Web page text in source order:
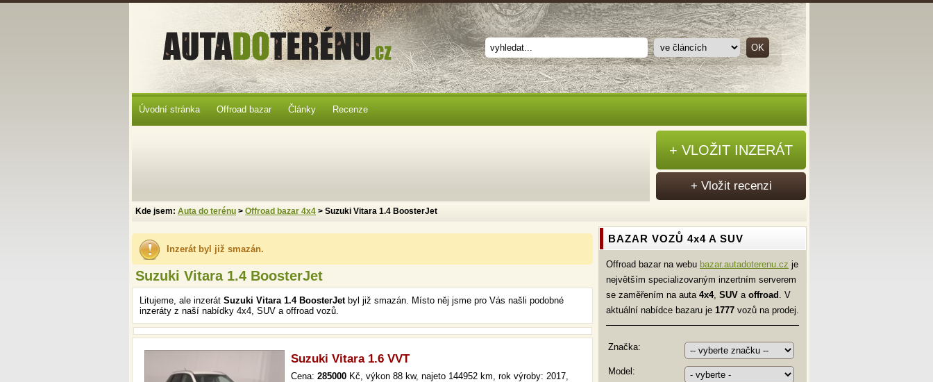
Inzerát byl již smazán.
Suzuki Vitara 1.4 BoosterJet
Litujeme, ale inzerát Suzuki Vitara 1.4 BoosterJet byl již smazán. Místo něj jsme pro Vás našli podobné
inzeráty z naší nabídky 4x4, SUV a offroad vozů.
Suzuki Vitara 1.6 VVT
Cena: 285000 Kč, výkon 88 kw, najeto 144952 km, rok výroby: 2017,
BAZAR VOZŮ 4x4 A SUV
Offroad bazar na webu bazar.autadoterenu.cz je
největším specializovaným inzertním serverem
se zaměřením na auta 4x4, SUV a offroad . V
aktuální nabídce bazaru je 1777 vozů na prodej.
Značka:
Model:
Úvodní stránka Offroad bazar Články Recenze
Kde jsem: Auta do terénu > Offroad bazar 4x4 > Suzuki Vitara 1.4 BoosterJet
+ VLOŽIT INZERÁT
+ Vložit recenzi